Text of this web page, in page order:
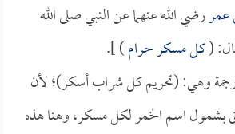
عمررضي الله عنهما عن النبي صلى الله
(كل مسكر حرام) ].
وهي: (تحريم كل شراب أسكر)؛ لأن
بشمول اسم الخمر لكل مسكر، وهنا هذه